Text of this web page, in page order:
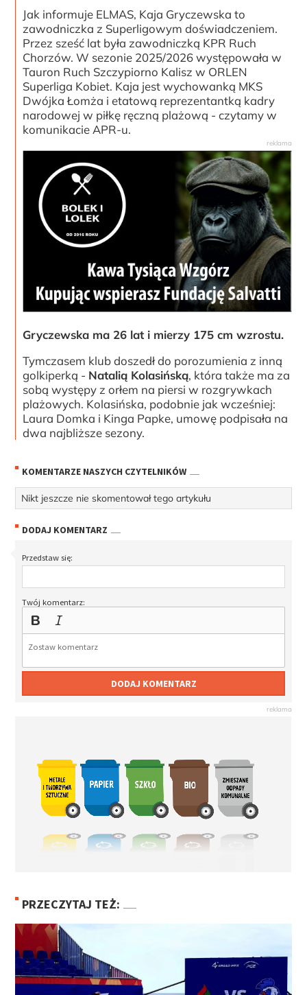
Jak informuje ELMAS, Kaja Gryczewska to
zawodniczka z Superligowym doświadczeniem.
Przez sześć lat była zawodniczką KPR Ruch
Chorzów. W sezonie 2025/2026 występowała w
Tauron Ruch Szczypiorno Kalisz w ORLEN
Superliga Kobiet. Kaja jest wychowanką MKS
Dwójka Łomża i etatową reprezentantką kadry
narodowej w piłkę ręczną plażową - czytamy w
komunikacie APR-u.
Gryczewska ma 26 lat i mierzy 175 cm wzrostu.
Tymczasem klub doszedł do porozumienia z inną
golkiperką - Natalią Kolasińską, która także ma za
sobą występy z orłem na piersi w rozgrywkach
plażowych. Kolasińska, podobnie jak wcześniej:
Laura Domka i Kinga Papke, umowę podpisała na
dwa najbliższe sezony.
KOMENTARZE NASZYCH CZYTELNIKÓW
Nikt jeszcze nie skomentował tego artykułu
DODAJ KOMENTARZ
Przedstaw się:
Twój komentarz:
DODAJ KOMENTARZ
PRZECZYTAJ TEŻ: